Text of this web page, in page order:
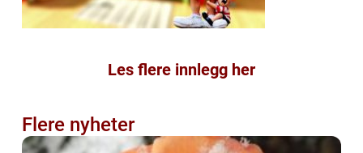
Les flere innlegg her
Flere nyheter